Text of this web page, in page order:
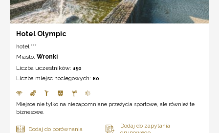
Hotel Olympic
hotel ***
Miasto: Wronki
Liczba uczestników: 150
Liczba miejsc noclegowych: 80
Miejsce nie tylko na niezapomniane przeżycia sportowe, ale również te
biznesowe.